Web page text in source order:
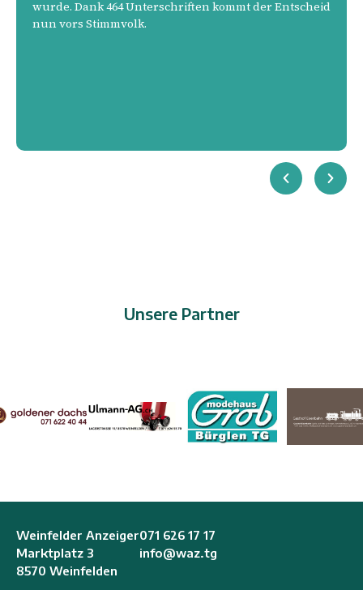
wurde. Dank 464 Unterschriften kommt der Entscheid
nun vors Stimmvolk.
Unsere Partner
Weinfelder Anzeiger
Marktplatz 3
8570 Weinfelden
071 626 17 17
info@waz.tg